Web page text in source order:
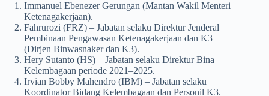
​Immanuel Ebenezer Gerungan (Mantan Wakil Menteri
Ketenagakerjaan).
​Fahrurozi (FRZ) – Jabatan selaku Direktur Jenderal
Pembinaan Pengawasan Ketenagakerjaan dan K3
(Dirjen Binwasnaker dan K3).
​Hery Sutanto (HS) – Jabatan selaku Direktur Bina
Kelembagaan periode 2021–2025.
​Irvian Bobby Mahendro (IBM) – Jabatan selaku
Koordinator Bidang Kelembagaan dan Personil K3.